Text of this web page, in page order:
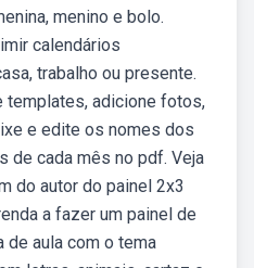
menino e bolo.
calendários
trabalho ou presente.
templates, adicione fotos,
e edite os nomes dos
de cada mês no pdf. Veja
do autor do painel 2x3
a fazer um painel de
de aula com o tema